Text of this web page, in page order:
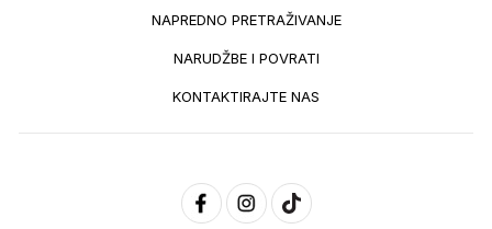
NAPREDNO PRETRAŽIVANJE
NARUDŽBE I POVRATI
KONTAKTIRAJTE NAS